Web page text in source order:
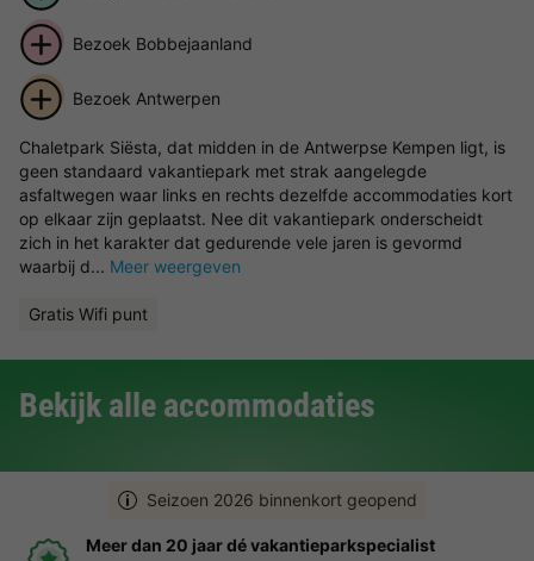
Bezoek Bobbejaanland
Bezoek Antwerpen
Chaletpark Siësta, dat midden in de Antwerpse Kempen ligt, is
geen standaard vakantiepark met strak aangelegde
asfaltwegen waar links en rechts dezelfde accommodaties kort
op elkaar zijn geplaatst. Nee dit vakantiepark onderscheidt
zich in het karakter dat gedurende vele jaren is gevormd
waarbij d... Meer weergeven
Gratis Wifi punt
Bekijk alle accommodaties
Seizoen 2026 binnenkort geopend
Boek eenvoudig en zonder stress